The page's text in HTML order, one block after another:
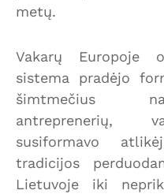
metų.
Vakarų Europoje
sistema pradėjo
šimtmečius
antreprenerių,
susiformavo
tradicijos
Lietuvoje iki